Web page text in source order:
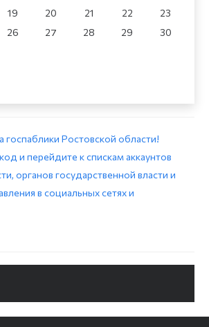
19 20 21 22
23
26 27 28 29
30
госпаблики Ростовской области!
и перейдите к спискам аккаунтов
органов государственной власти и
в социальных сетях и